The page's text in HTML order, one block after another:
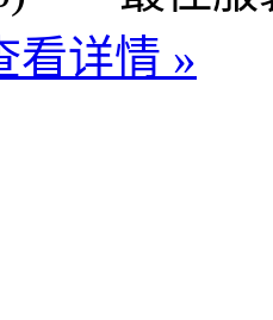
看详情 »